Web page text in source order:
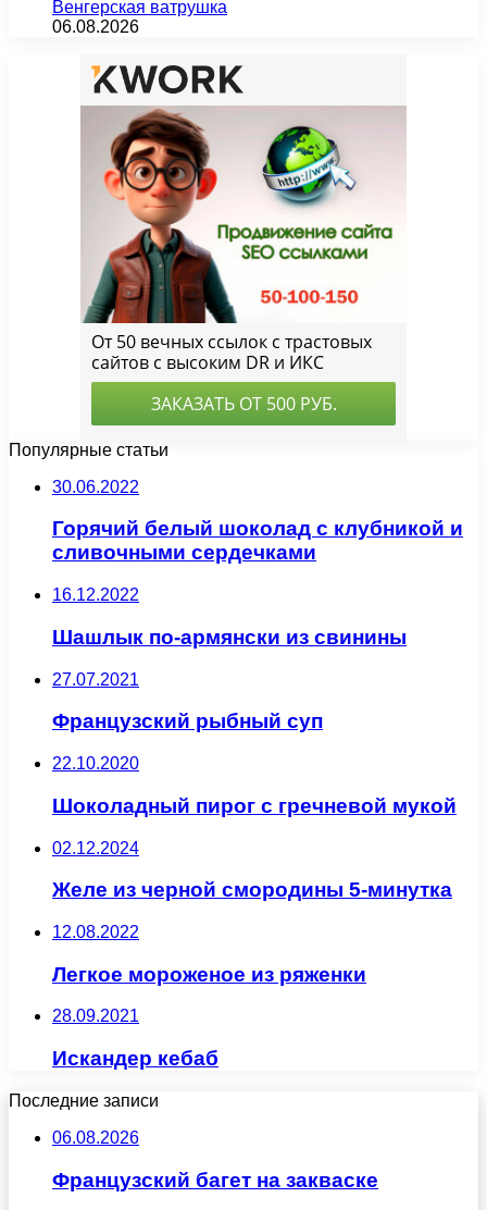
Венгерская ватрушка
06.08.2026
Популярные статьи
30.06.2022
Горячий белый шоколад с клубникой и
сливочными сердечками
16.12.2022
Шашлык по-армянски из свинины
27.07.2021
Французский рыбный суп
22.10.2020
Шоколадный пирог с гречневой мукой
02.12.2024
Желе из черной смородины 5-минутка
12.08.2022
Легкое мороженое из ряженки
28.09.2021
Искандер кебаб
Последние записи
06.08.2026
Французский багет на закваске